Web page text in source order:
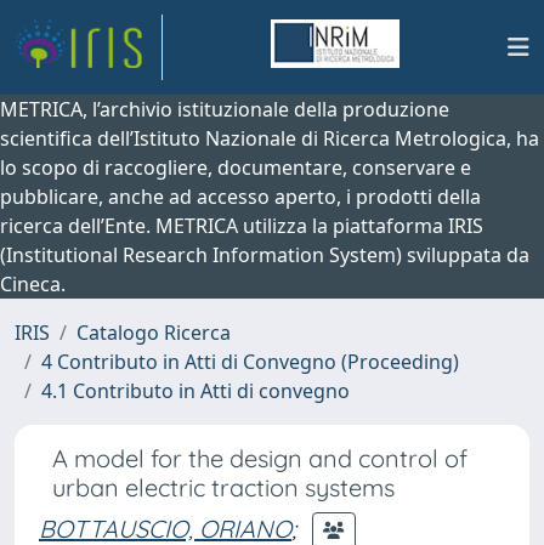
METRICA, l’archivio istituzionale della produzione
scientifica dell’Istituto Nazionale di Ricerca Metrologica, ha
lo scopo di raccogliere, documentare, conservare e
pubblicare, anche ad accesso aperto, i prodotti della
ricerca dell’Ente. METRICA utilizza la piattaforma IRIS
(Institutional Research Information System) sviluppata da
Cineca.
IRIS
Catalogo Ricerca
4 Contributo in Atti di Convegno (Proceeding)
4.1 Contributo in Atti di convegno
A model for the design and control of
urban electric traction systems
BOTTAUSCIO, ORIANO;